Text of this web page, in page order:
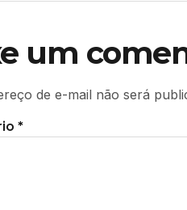
um
de e-mail não será
*